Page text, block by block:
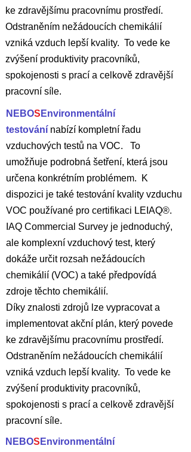
ke zdravějšímu pracovnímu prostředí.
Odstraněním nežádoucích chemikálií
vzniká vzduch lepší kvality. To vede ke
zvýšení produktivity pracovníků,
spokojenosti s prací a celkově zdravější
pracovní síle.
NEBOS Environmentální
testování nabízí kompletní řadu
vzduchových testů na VOC. To
umožňuje podrobná šetření, která jsou
určena konkrétním problémem. K
dispozici je také testování kvality vzduchu
VOC používané pro certifikaci LEIAQ®.
IAQ Commercial Survey je jednoduchý,
ale komplexní vzduchový test, který
dokáže určit rozsah nežádoucích
chemikálií (VOC) a také předpovídá
zdroje těchto chemikálií.
Díky znalosti zdrojů lze vypracovat a
implementovat akční plán, který povede
ke zdravějšímu pracovnímu prostředí.
Odstraněním nežádoucích chemikálií
vzniká vzduch lepší kvality. To vede ke
zvýšení produktivity pracovníků,
spokojenosti s prací a celkově zdravější
pracovní síle.
NEBOS Environmentální